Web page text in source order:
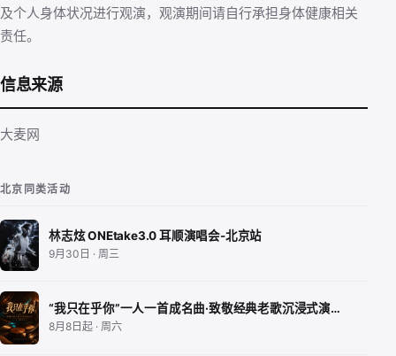
及个人身体状况进行观演，观演期间请自行承担身体健康相关
责任。
信息来源
大麦网
北京同类活动
林志炫 ONEtake3.0 耳顺演唱会-北京站
9月30日 · 周三
“我只在乎你”一人一首成名曲·致敬经典老歌沉浸式演…
8月8日起 · 周六